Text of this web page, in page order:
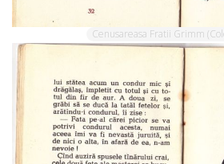
Cenusareasa Fratii Grimm